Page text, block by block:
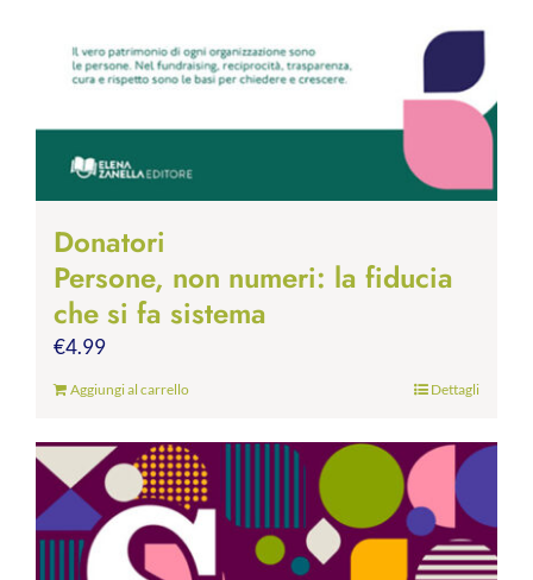
Donatori
Persone, non numeri: la fiducia
che si fa sistema
€4.99
Aggiungi al carrello Dettagli